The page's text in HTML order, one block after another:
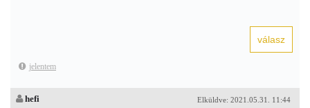
jelentem
Elküldve: 2021.05.31. 11:44
hefi